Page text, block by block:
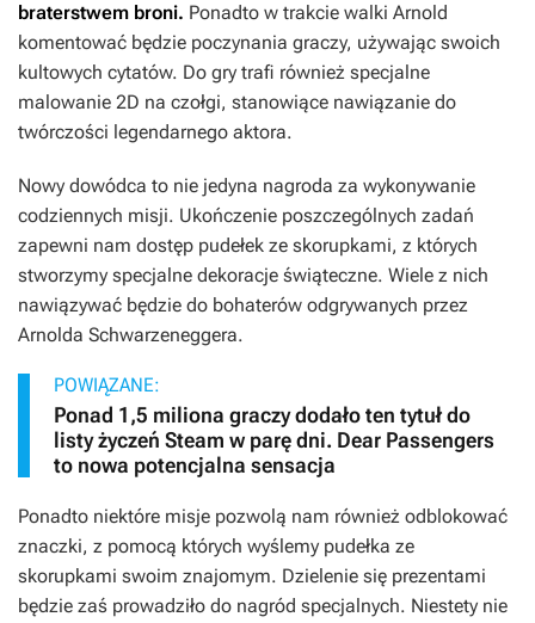
braterstwem broni. Ponadto w trakcie walki Arnold
komentować będzie poczynania graczy, używając swoich
kultowych cytatów. Do gry trafi również specjalne
malowanie 2D na czołgi, stanowiące nawiązanie do
twórczości legendarnego aktora.
Nowy dowódca to nie jedyna nagroda za wykonywanie
codziennych misji. Ukończenie poszczególnych zadań
zapewni nam dostęp pudełek ze skorupkami, z których
stworzymy specjalne dekoracje świąteczne. Wiele z nich
nawiązywać będzie do bohaterów odgrywanych przez
Arnolda Schwarzeneggera.
POWIĄZANE:
Ponad 1,5 miliona graczy dodało ten tytuł do
listy życzeń Steam w parę dni. Dear Passengers
to nowa potencjalna sensacja
Ponadto niektóre misje pozwolą nam również odblokować
znaczki, z pomocą których wyślemy pudełka ze
skorupkami swoim znajomym. Dzielenie się prezentami
będzie zaś prowadziło do nagród specjalnych. Niestety nie